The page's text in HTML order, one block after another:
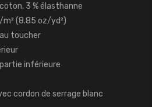
3 % élasthanne
m² (8.85 oz/yd²)
toucher
inférieure
cordon de serrage blanc